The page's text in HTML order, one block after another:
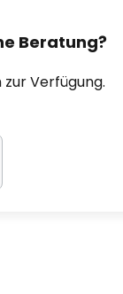
Beratung?
Verfügung.